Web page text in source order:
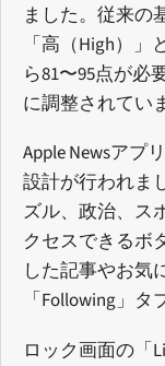
ました。従来の
「高（High）
ら81〜95点が必
に調整されてい
Apple Newsアプ
設計が行われま
ズル、政治、ス
クセスできるボ
した記事やお気
「Following」タ
ロック画面の「